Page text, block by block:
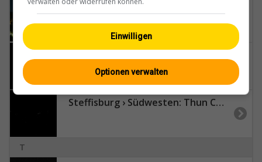
Spiez: Bucht
Steffisburg › Südwesten: Thun Castle - Stadtkirche Thun - Stockhorn
T
Einwilligen
Optionen verwalten